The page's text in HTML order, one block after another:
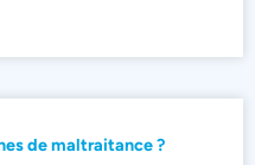
de maltraitance ?